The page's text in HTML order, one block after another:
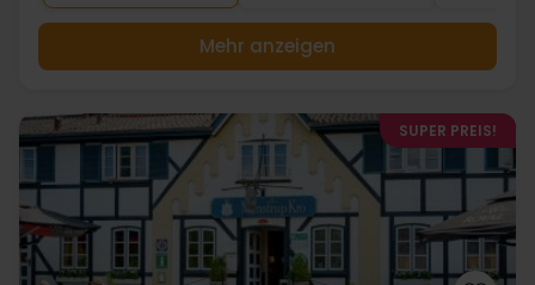
Mehr anzeigen
SUPER PREIS!